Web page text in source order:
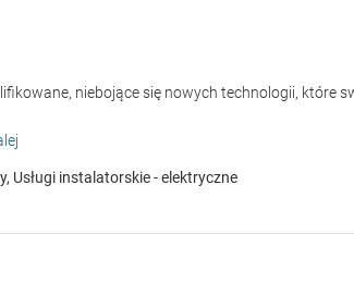
niebojące się nowych technologii, które
Usługi instalatorskie - elektryczne